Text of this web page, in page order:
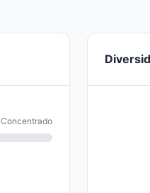
Concentrado